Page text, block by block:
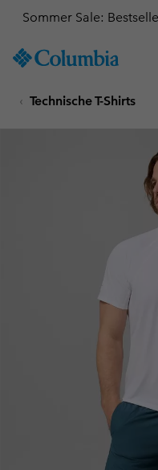
TO
SKIP
Sommer Sale:
Technische T-Shirts